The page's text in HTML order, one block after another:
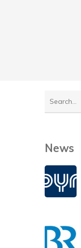
News